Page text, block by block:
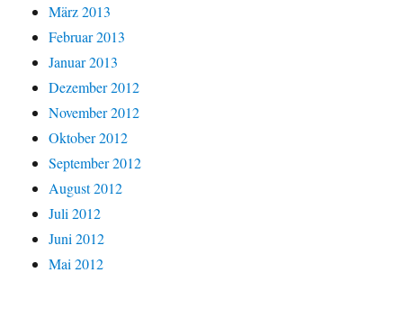
März 2013
Februar 2013
Januar 2013
Dezember 2012
November 2012
Oktober 2012
September 2012
August 2012
Juli 2012
Juni 2012
Mai 2012